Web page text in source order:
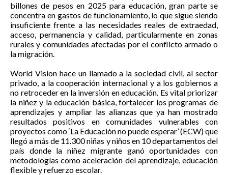
billones de pesos en 2025 para educación, gran parte se
concentra en gastos de funcionamiento, lo que sigue siendo
insuficiente frente a las necesidades reales de extraedad,
acceso, permanencia y calidad, particularmente en zonas
rurales y comunidades afectadas por el conflicto armado o
la migración.
World Vision hace un llamado a la sociedad civil, al sector
privado, a la cooperación internacional y a los gobiernos a
no retroceder en la inversión en educación. Es vital priorizar
la niñez y la educación básica, fortalecer los programas de
aprendizajes y ampliar las alianzas que ya han mostrado
resultados positivos en comunidades vulnerables con
proyectos como ‘La Educación no puede esperar’ (ECW) que
llegó a más de 11.300 niñas y niños en 10 departamentos del
país donde la niñez migrante ganó oportunidades con
metodologías como aceleración del aprendizaje, educación
flexible y refuerzo escolar.